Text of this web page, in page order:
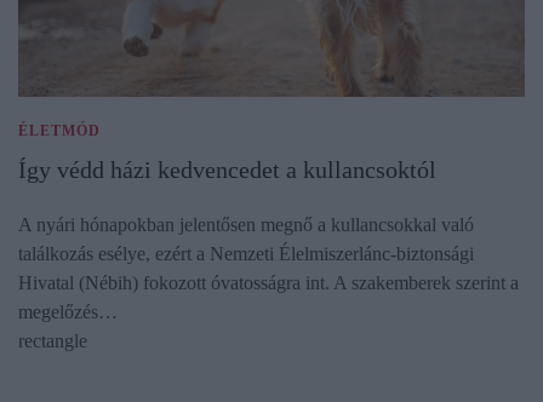
ÉLETMÓD
Így védd házi kedvencedet a kullancsoktól
A nyári hónapokban jelentősen megnő a kullancsokkal való
találkozás esélye, ezért a Nemzeti Élelmiszerlánc-biztonsági
Hivatal (Nébih) fokozott óvatosságra int. A szakemberek szerint a
megelőzés…
rectangle